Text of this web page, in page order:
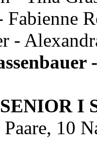
-
I
10